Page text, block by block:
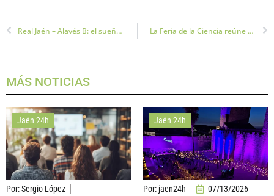
Real Jaén – Alavés B: el sueño del ascenso La Feria de la Ciencia reúne a 30 centros educativos
MÁS NOTICIAS
Jaén 24h
Por:Sergio López
Jaén 24h
Por: jaen24h 07/13/2026